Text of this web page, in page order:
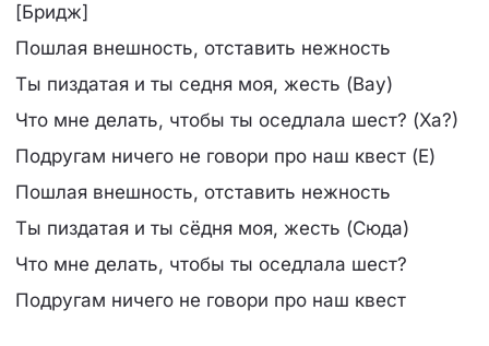
[Бридж]
Пошлая внешность, отставить нежность
Ты пиздатая и ты седня моя, жесть (Вау)
Что мне делать, чтобы ты оседлала шест? (Ха?)
Подругам ничего не говори про наш квест (Е)
Пошлая внешность, отставить нежность
Ты пиздатая и ты сёдня моя, жесть (Сюда)
Что мне делать, чтобы ты оседлала шест?
Подругам ничего не говори про наш квест